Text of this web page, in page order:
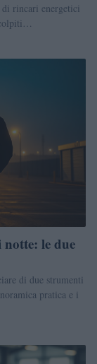
rincari energetici
le due
di due strumenti
pratica e i